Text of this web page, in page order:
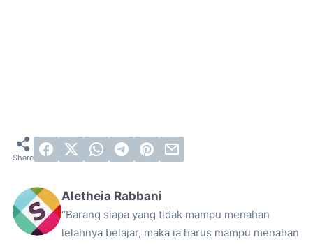
Aletheia Rabbani
“Barang siapa yang tidak mampu menahan
lelahnya belajar, maka ia harus mampu menahan